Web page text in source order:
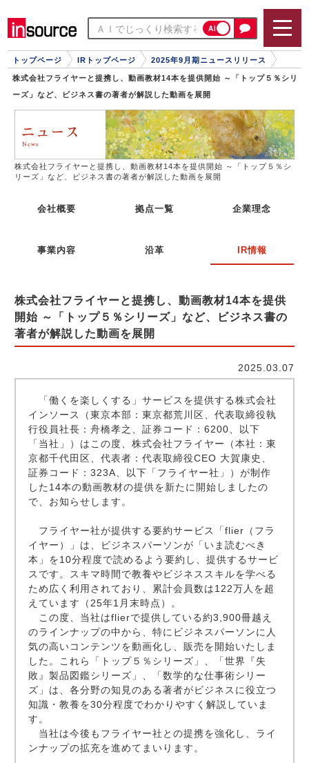
AI
トップページ IRトップページ 2025年9月期ニュースリリース
株式会社フライヤーと提携し、動画教材14本を提供開始 ～「トップ５％シリ
ーズ」など、ビジネス書の著者が解説した動画を展開
株式会社フライヤーと提携し、動画教材14本を提供開始 ～「トップ５％シ
リーズ」など、ビジネス書の著者が解説した動画を展開
会社概要 拠点一覧 企業理念
事業内容 沿革 IR情報
株式会社フライヤーと提携し、動画教材14本を提供
開始 ～「トップ５％シリーズ」など、ビジネス書の
著者が解説した動画を展開
2025.03.07
「働くを楽しくする」サービスを提供する株式会社
インソース（東京本部：東京都荒川区、代表取締役執
行役員社長：舟橋孝之、証券コード：6200、以下
「当社」）はこの度、株式会社フライヤー（本社：東
京都千代田区、代表者：代表取締役CEO 大賀康史、
証券コード：323A、以下「フライヤー社」）が制作
した14本の動画教材の提供を新たに開始しましたの
で、お知らせします。
フライヤー社が提供する要約サービス「flier（フラ
イヤー）」は、ビジネスパーソンが「いま読むべき
本」を10分程度で読めるよう要約し、提供するサービ
スです。スキマ時間で教養やビジネススキルを学べる
ため広く利用されており、累計会員数は122万人を超
えています（25年1月末時点）。
この度、当社はflierで提供している約3,900冊越え
のラインナップの中から、特にビジネスパーソンに人
気の高いコンテンツを動画化し、販売を開始いたしま
した。これら「トップ５％シリーズ」、「世界『失
敗』製品図鑑シリーズ」、「数学的な仕事術シリー
ズ」は、各分野の知見のある著者がビジネスに役立つ
知識・教養を30分程度でわかりやすく解説していま
す。
当社は今後もフライヤー社との提携を強化し、ライ
ンナップの拡充を進めてまいります。